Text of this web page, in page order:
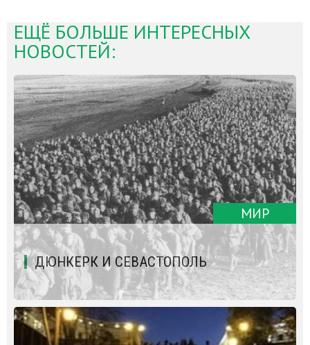
ЕЩЁ БОЛЬШЕ ИНТЕРЕСНЫХ
НОВОСТЕЙ:
МИР
ДЮНКЕРК И СЕВАСТОПОЛЬ